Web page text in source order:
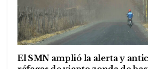
El SMN amplió la alerta y